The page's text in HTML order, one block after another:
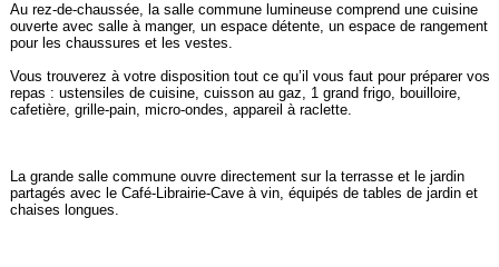
Au rez-de-chaussée, la salle commune lumineuse comprend une cuisine
ouverte avec salle à manger, un espace détente, un espace de rangement
pour les chaussures et les vestes.
Vous trouverez à votre disposition tout ce qu’il vous faut pour préparer vos
repas : ustensiles de cuisine, cuisson au gaz, 1 grand frigo, bouilloire,
cafetière, grille-pain, micro-ondes, appareil à raclette.
La grande salle commune ouvre directement sur la terrasse et le jardin
partagés avec le Café-Librairie-Cave à vin, équipés de tables de jardin et
chaises longues.